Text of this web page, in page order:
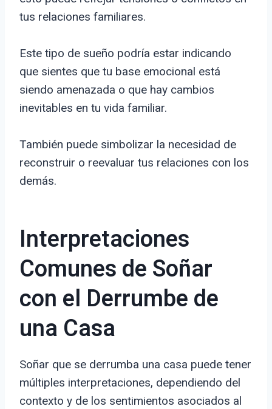
tus relaciones familiares.
Este tipo de sueño podría estar indicando
que sientes que tu base emocional está
siendo amenazada o que hay cambios
inevitables en tu vida familiar.
También puede simbolizar la necesidad de
reconstruir o reevaluar tus relaciones con los
demás.
Interpretaciones
Comunes de Soñar
con el Derrumbe de
una Casa
Soñar que se derrumba una casa puede tener
múltiples interpretaciones, dependiendo del
contexto y de los sentimientos asociados al